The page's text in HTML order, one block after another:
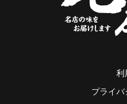
利
プライバ